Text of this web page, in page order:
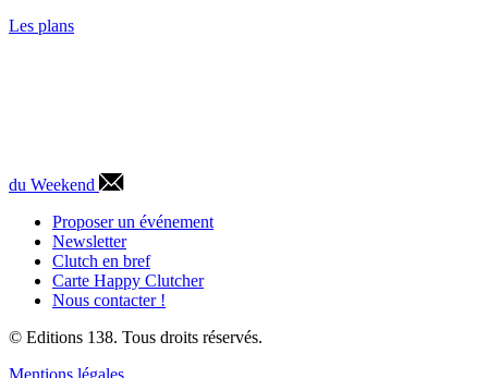
Les plans
du Weekend
Proposer un événement
Newsletter
Clutch en bref
Carte Happy Clutcher
Nous contacter !
© Editions 138. Tous droits réservés.